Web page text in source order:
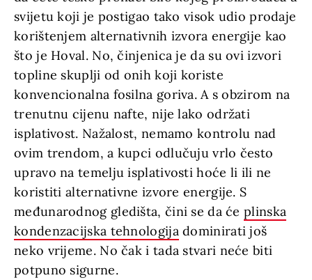
svijetu koji je postigao tako visok udio prodaje
korištenjem alternativnih izvora energije kao
što je Hoval. No, činjenica je da su ovi izvori
topline skuplji od onih koji koriste
konvencionalna fosilna goriva. A s obzirom na
trenutnu cijenu nafte, nije lako održati
isplativost. Nažalost, nemamo kontrolu nad
ovim trendom, a kupci odlučuju vrlo često
upravo na temelju isplativosti hoće li ili ne
koristiti alternativne izvore energije. S
međunarodnog gledišta, čini se da ćeplinska
kondenzacijska tehnologijadominirati još
neko vrijeme. No čak i tada stvari neće biti
potpuno sigurne.